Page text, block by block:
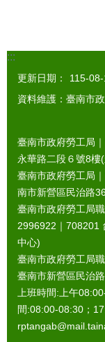
:::
更新日期：
115-
資料維護：臺南市
臺南市政府勞工局
永華路二段６號8樓
臺南市政府勞工局
南市新營區民治路
臺南市政府勞工局
2996922｜ 708201
中心)
臺南市政府勞工局
臺南市新營區民治
上班時間:上午
間:08:00-08:30；